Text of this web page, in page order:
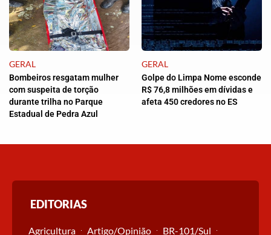
GERAL
Bombeiros resgatam mulher
com suspeita de torção
durante trilha no Parque
Estadual de Pedra Azul
GERAL
Golpe do Limpa Nome esconde
R$ 76,8 milhões em dívidas e
afeta 450 credores no ES
EDITORIAS
Agricultura Artigo/Opinião
BR-101/Sul